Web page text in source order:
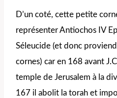
D’un coté, cette petite
représenter Antiochos IV
Séleucide (et donc
cornes) car en 168 avant
temple de Jerusalem à la
167 il abolit la torah et